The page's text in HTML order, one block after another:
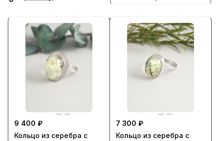
9 400 ₽
Кольцо из серебра с
7 300 ₽
Кольцо из серебра с